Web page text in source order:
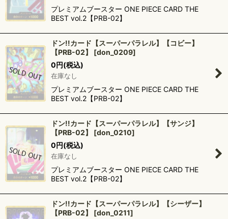
プレミアムブースター ONE PIECE CARD THE
BEST vol.2【PRB-02】
ドン!!カード【スーパーパラレル】【コビー】
【PRB-02】
[don_0209]
0円(税込)
在庫なし
プレミアムブースター ONE PIECE CARD THE
BEST vol.2【PRB-02】
ドン!!カード【スーパーパラレル】【サンジ】
【PRB-02】
[don_0210]
0円(税込)
在庫なし
プレミアムブースター ONE PIECE CARD THE
BEST vol.2【PRB-02】
ドン!!カード【スーパーパラレル】【シーザー】
【PRB-02】
[don_0211]